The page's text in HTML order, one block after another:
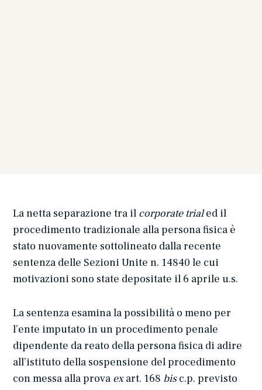
La netta separazione tra il corporate trialed il
procedimento tradizionale alla persona fisica è
stato nuovamente sottolineato dalla recente
sentenza delle Sezioni Unite n. 14840 le cui
motivazioni sono state depositate il 6 aprile u.s.
La sentenza esamina la possibilità o meno per
l’ente imputato in un procedimento penale
dipendente da reato della persona fisica di adire
all’istituto della sospensione del procedimento
con messa alla prova exart. 168 bisc.p. previsto